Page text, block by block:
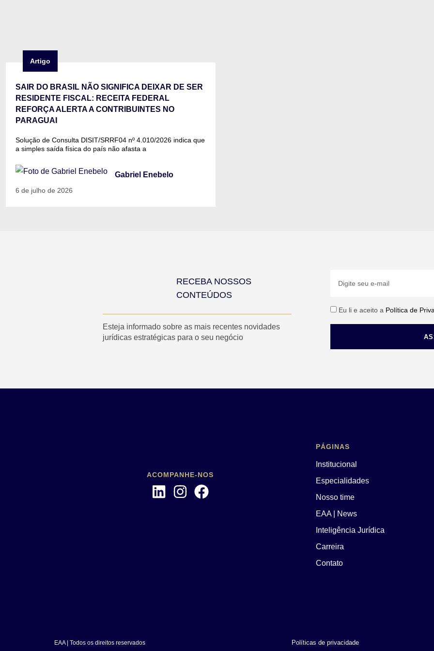
Artigo
SAIR DO BRASIL NÃO SIGNIFICA DEIXAR DE SER
RESIDENTE FISCAL: RECEITA FEDERAL
REFORÇA ALERTA A CONTRIBUINTES NO
PARAGUAI
Solução de Consulta DISIT/SRRF04 nº 4.010/2026 indica que
a simples saída física do país não afasta a
Gabriel Enebelo
6 de julho de 2026
RECEBA NOSSOS
CONTEÚDOS
Esteja informado sobre as mais recentes novidades
jurídicas estratégicas para o seu negócio
Eu li e aceito a Política de
ACOMPANHE-NOS
PÁGINAS
Institucional
Especialidades
Nosso time
EAA | News
Inteligência Jurídica
Carreira
Contato
EAA | Todos os direitos reservados Políticas de privacidade